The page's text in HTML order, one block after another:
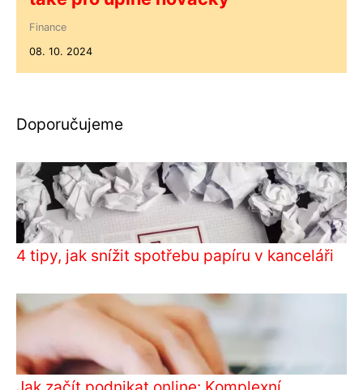
Finance
08. 10. 2024
Doporučujeme
4 tipy, jak snížit spotřebu papíru v kanceláři